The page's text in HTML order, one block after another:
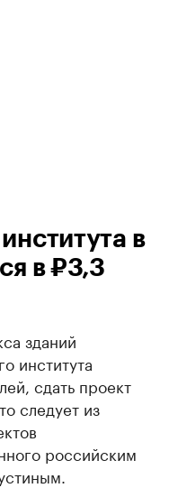
в
в ₽3,3
зданий
института
сдать проект
следует из
российским